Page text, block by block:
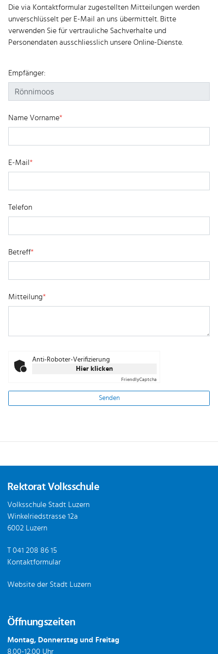
Die via Kontaktformular zugestellten Mitteilungen werden
unverschlüsselt per E-Mail an uns übermittelt. Bitte
verwenden Sie für vertrauliche Sachverhalte und
Personendaten ausschliesslich unsere Online-Dienste.
Empfänger:
Name Vorname*
E-Mail *
Telefon
Betreff*
Mitteilung*
Anti-Roboter-Verifizierung
Hier klicken
FriendlyCaptcha
Senden
Rektorat Volksschule
Volksschule Stadt Luzern
Winkelriedstrasse 12a
6002 Luzern
T041 208 86 15
Kontaktformular
Website der Stadt Luzern
Öffnungszeiten
Montag, Donnerstag und Freitag
8.00-12.00 Uhr